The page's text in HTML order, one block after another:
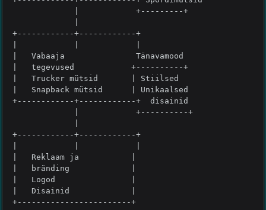
+------------+------------+
|   Vabaaja               Tänavamood
|   tegevused            +----------+
|   Trucker mütsid       | Stiilsed
|   Snapback mütsid      | Unikaalsed
+------------+------------+  disainid
+------------+------------+
|   Reklaam ja           |
|   bränding             |
|   Logod                |
|   Disainid             |
+------------------------+